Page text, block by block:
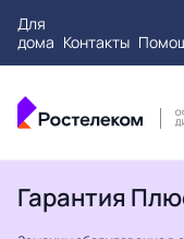
Для
дома Контакты
Гарантия